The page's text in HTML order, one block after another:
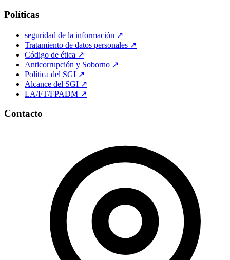
Políticas
seguridad de la información ↗
Tratamiento de datos personales ↗
Código de ética ↗
Anticorrupción y Soborno ↗
Política del SGI ↗
Alcance del SGI ↗
LA/FT/FPADM ↗
Contacto